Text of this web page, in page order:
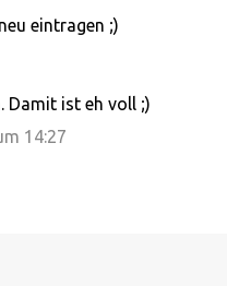
eintragen ;)
Damit ist eh voll ;)
14:27